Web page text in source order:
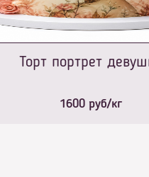
Торт портрет
1600 руб/кг